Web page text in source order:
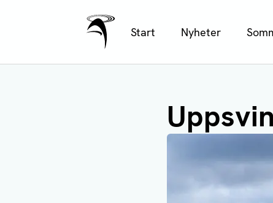
Ålands Radio & TV
Start Nyheter